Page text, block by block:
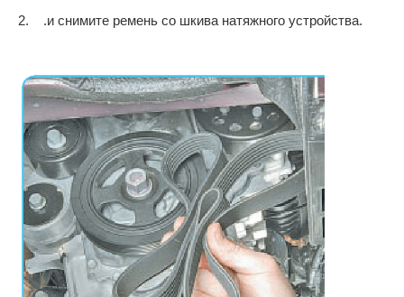
2. .и снимите ремень со шкива натяжного устройства.